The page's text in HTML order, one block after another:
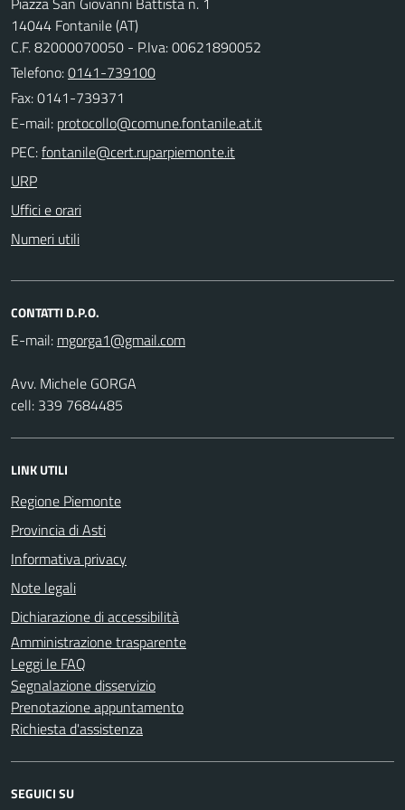
14044 Fontanile (AT)
C.F. 82000070050 - P.Iva: 00621890052
Telefono:0141-739100
Fax: 0141-739371
E-mail:
PEC:
URP
Uffici e orari
Numeri utili
CONTATTI D.P.O.
E-mail:
Avv. Michele GORGA
cell: 339 7684485
LINK UTILI
Regione Piemonte
Provincia di Asti
Informativa privacy
Note legali
Dichiarazione di accessibilità
Amministrazione trasparente
Leggi le FAQ
Segnalazione disservizio
Prenotazione appuntamento
Richiesta d'assistenza
SEGUICI SU